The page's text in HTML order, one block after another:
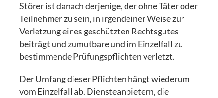
Störer ist danach derjenige, der ohne Täter oder
Teilnehmer zu sein, in irgendeiner Weise zur
Verletzung eines geschützten Rechtsgutes
beiträgt und zumutbare und im Einzelfall zu
bestimmende Prüfungspflichten verletzt.
Der Umfang dieser Pflichten hängt wiederum
vom Einzelfall ab. Diensteanbietern, die